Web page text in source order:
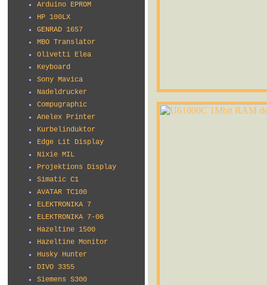
Arduino EPROM
HP 100LX
GENRAD 1657
MBO Translator
Olivetti Elea
Keyboard
Sony Mavica
Nadeldrucker
Compugraphic
Anelex Printer
Kurbelinduktor
Edge Lit Display
Nixie MIL
Projektions Display
Simatic C1
AVATAR TC100
ELEKTRONIKA 7
ELEKTRONIKA 7-06
Hazeltine 1500
Hazeltine Monitor
Husky Hunter
DIVO 3355
Siemens S300